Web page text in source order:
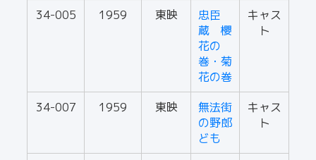
34-005 1959 東映
忠臣
蔵 櫻
花の
巻・菊
花の巻
キャス
ト
34-007 1959 東映
無法街
の野郎
ども
キャス
ト